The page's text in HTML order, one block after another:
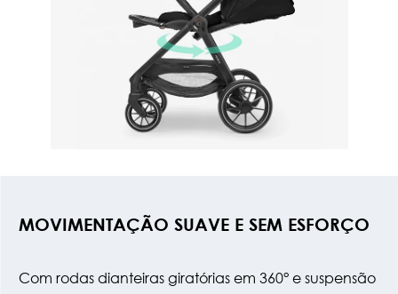
MOVIMENTAÇÃO SUAVE E SEM ESFORÇO
Com rodas dianteiras giratórias em 360° e suspensão